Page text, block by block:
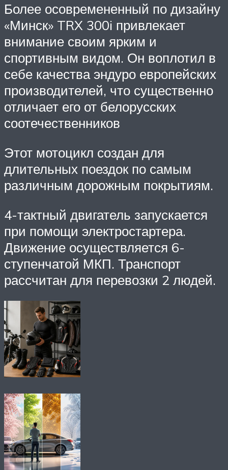
Более осовремененный по дизайну
«Минск» TRX 300i привлекает
внимание своим ярким и
спортивным видом. Он воплотил в
себе качества эндуро европейских
производителей, что существенно
отличает его от белорусских
соотечественников
Этот мотоцикл создан для
длительных поездок по самым
различным дорожным покрытиям.
4-тактный двигатель запускается
при помощи электростартера.
Движение осуществляется 6-
ступенчатой МКП. Транспорт
рассчитан для перевозки 2 людей.